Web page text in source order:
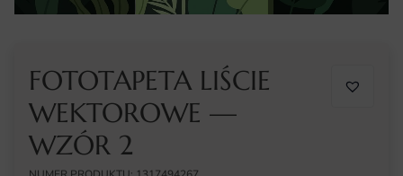
FOTOTAPETA LIŚCIE
WEKTOROWE —
WZÓR 2